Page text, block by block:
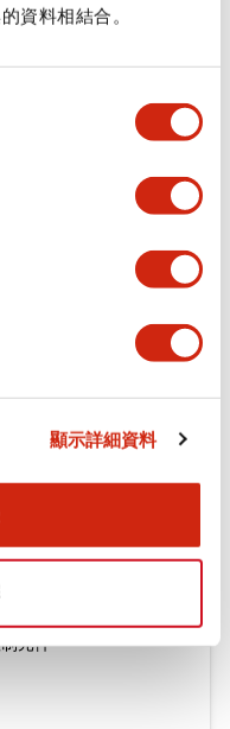
資料相結合。
顯示詳細資料
元件